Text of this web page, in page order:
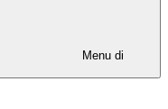
Menu di